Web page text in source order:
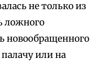
не только из
ложного
новообращенного
или на